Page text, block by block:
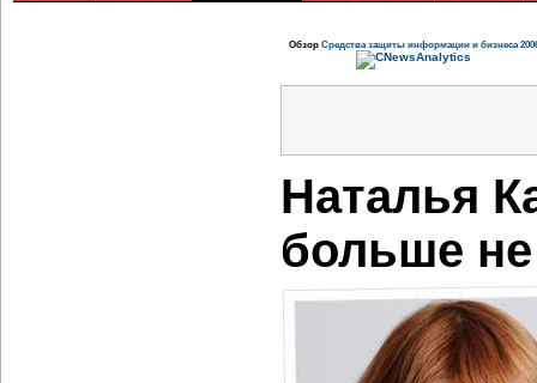
Обзор Средства защиты информации и бизнеса
Наталья
больше